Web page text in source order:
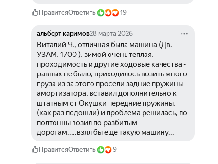
НравитсяОтветить 19
альберт каримов28 марта 2026
Виталий Ч., отличная была машина (Дв.
УЗАМ, 1700 ), зимой очень теплая,
проходимость и другие ходовые качества -
равных не было, приходилось возить много
груза из за этого просели задние пружины
амортизатора, вставил дополнительно к
штатным от Окушки передние пружины,
(как раз подошли) и проблема решилась, по
полтонны возил по разбитым
дорогам.....взял бы еще такую машину...
НравитсяОтветить 9